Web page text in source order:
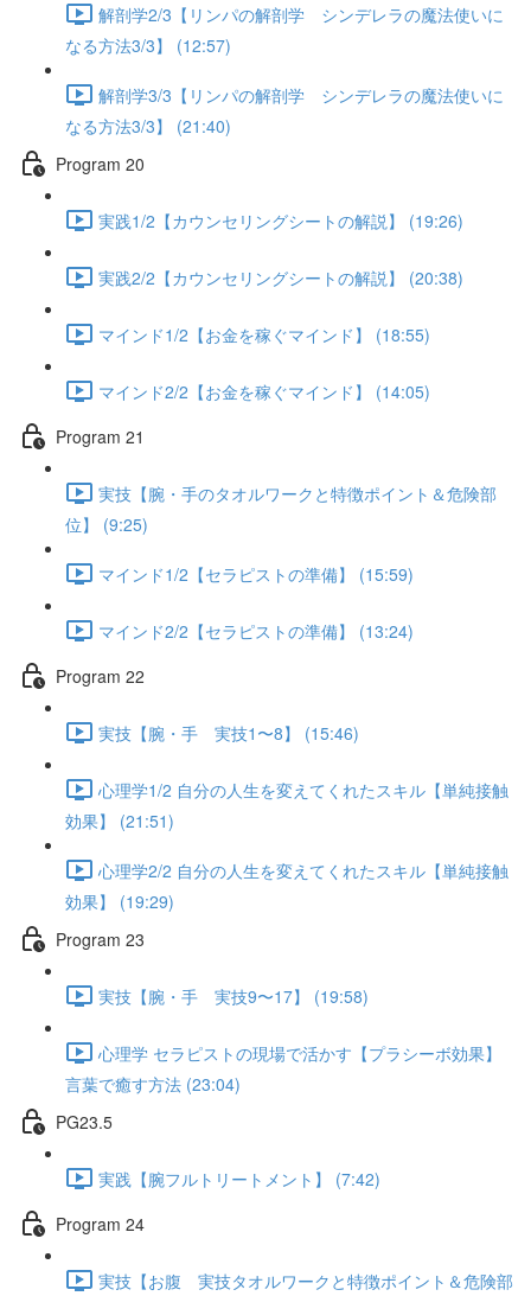
解剖学2/3【リンパの解剖学 シンデレラの魔法使いに
なる方法3/3】 (12:57)
解剖学3/3【リンパの解剖学 シンデレラの魔法使いに
なる方法3/3】 (21:40)
Program 20
実践1/2【カウンセリングシートの解説】 (19:26)
実践2/2【カウンセリングシートの解説】 (20:38)
マインド1/2【お金を稼ぐマインド】 (18:55)
マインド2/2【お金を稼ぐマインド】 (14:05)
Program 21
実技【腕・手のタオルワークと特徴ポイント＆危険部
位】 (9:25)
マインド1/2【セラピストの準備】 (15:59)
マインド2/2【セラピストの準備】 (13:24)
Program 22
実技【腕・手 実技1〜8】 (15:46)
心理学1/2 自分の人生を変えてくれたスキル【単純接触
効果】 (21:51)
心理学2/2 自分の人生を変えてくれたスキル【単純接触
効果】 (19:29)
Program 23
実技【腕・手 実技9〜17】 (19:58)
心理学 セラピストの現場で活かす【プラシーボ効果】
言葉で癒す方法 (23:04)
PG23.5
実践【腕フルトリートメント】 (7:42)
Program 24
実技【お腹 実技タオルワークと特徴ポイント＆危険部